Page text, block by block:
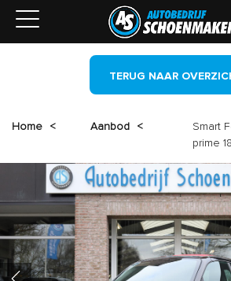
TERUG NAAR
Home < Aanbod <
Smart
prime